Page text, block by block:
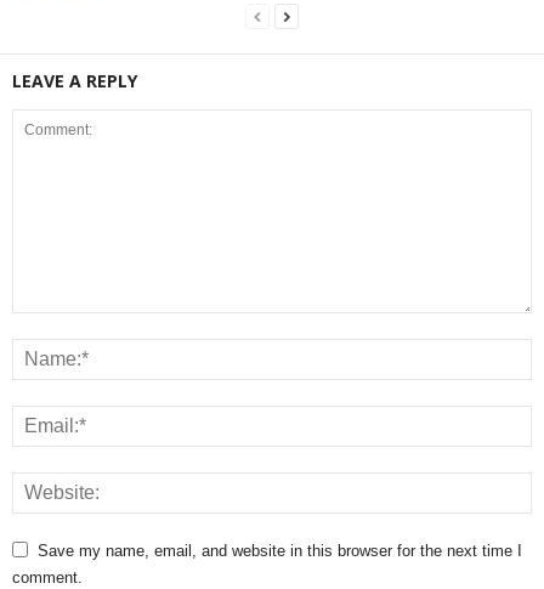
LEAVE A REPLY
Save my name, email, and website in this browser for the next time I
comment.